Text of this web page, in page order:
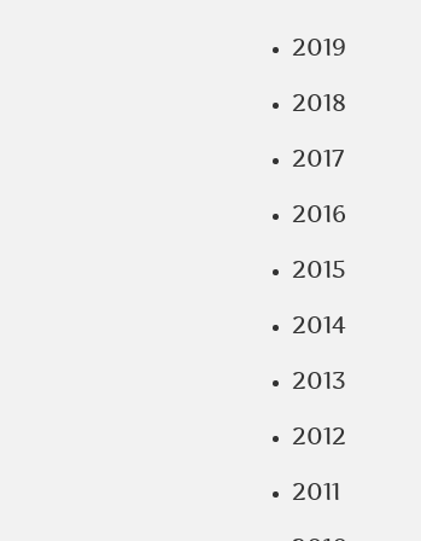
2019
2018
2017
2016
2015
2014
2013
2012
2011